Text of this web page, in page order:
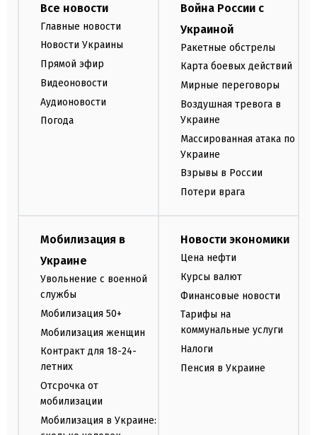
Все новости
Главные новости
Новости Украины
Прямой эфир
Видеоновости
Аудионовости
Погода
Война России с
Украиной
Ракетные обстрелы
Карта боевых действий
Мирные переговоры
Воздушная тревога в
Украине
Массированная атака по
Украине
Взрывы в России
Потери врага
Мобилизация в
Украине
Увольнение с военной
службы
Мобилизация 50+
Мобилизация женщин
Контракт для 18-24-
летних
Отсрочка от
мобилизации
Мобилизация в Украине:
Новости экономики
Цена нефти
Курсы валют
Финансовые новости
Тарифы на
коммунальные услуги
Налоги
Пенсия в Украине